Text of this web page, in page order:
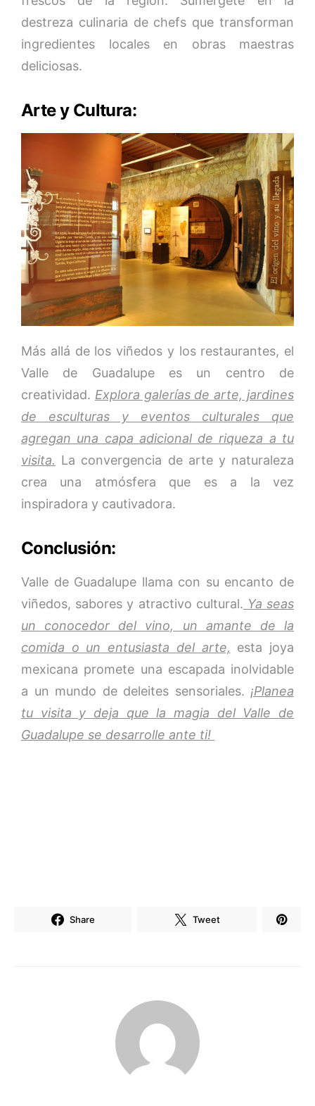
destreza culinaria de chefs que transforman
ingredientes locales en obras maestras
deliciosas.
Arte y Cultura:
Más allá de los viñedos y los restaurantes, el
Valle de Guadalupe es un centro de
creatividad. Explora galerías de arte, jardines
de esculturas y eventos culturales que
agregan una capa adicional de riqueza a tu
visita. La convergencia de arte y naturaleza
crea una atmósfera que es a la vez
inspiradora y cautivadora.
Conclusión:
Valle de Guadalupe llama con su encanto de
viñedos, sabores y atractivo cultural. Ya seas
un conocedor del vino, un amante de la
comida o un entusiasta del arte, esta joya
mexicana promete una escapada inolvidable
a un mundo de deleites sensoriales. ¡Planea
tu visita y deja que la magia del Valle de
Guadalupe se desarrolle ante ti!
Share Tweet